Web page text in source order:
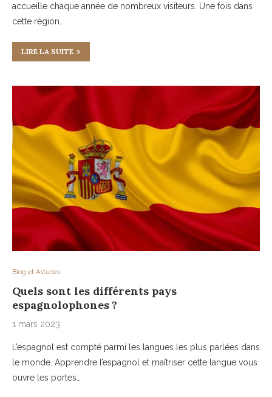
accueille chaque année de nombreux visiteurs. Une fois dans
cette région…
LIRE LA SUITE
Blog et Astuces
Quels sont les différents pays
espagnolophones ?
1 mars 2023
L’espagnol est compté parmi les langues les plus parlées dans
le monde. Apprendre l’espagnol et maîtriser cette langue vous
ouvre les portes…